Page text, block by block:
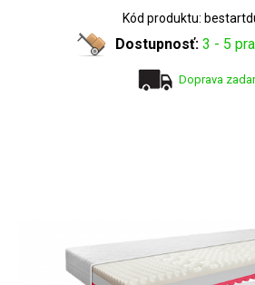
Kód produktu:
Dostupnosť: 3 - 5
Doprava